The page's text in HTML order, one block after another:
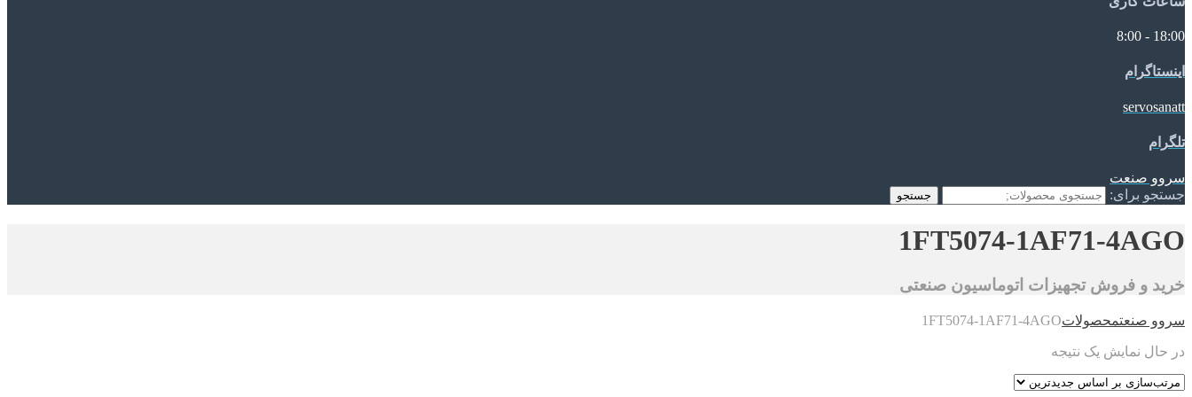
18:00 - 8:00
اینستاگرام
servosanatt
تلگرام
سروو صنعت
جستجو برای:
جستجو
1FT5074-1AF71-4AGO
خرید و فروش تجهیزات اتوماسیون صنعتی
سروو صنعتمحصولات1FT5074-1AF71-4AGO
در حال نمایش یک نتیجه